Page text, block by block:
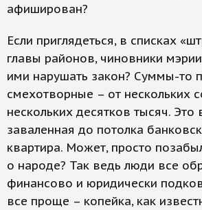
афиширован?
Если приглядеться, в списках
главы районов, чиновники
ими нарушать закон? Суммы-то
смехотворные – от нескольких
нескольких десятков тысяч. Это
заваленная до потолка
квартира. Может, просто
о народе? Так ведь люди все
финансово и юридически
все проще – копейка, как